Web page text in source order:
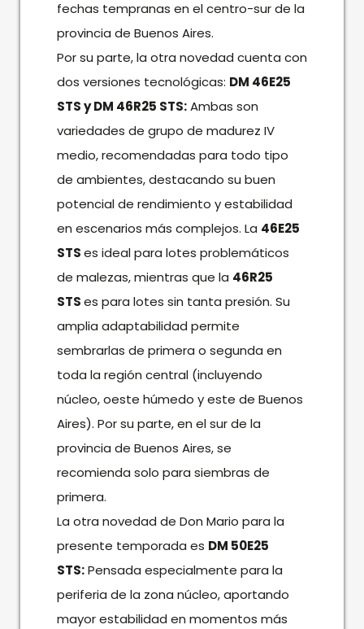
fechas tempranas en el centro-sur de la
provincia de Buenos Aires.
Por su parte, la otra novedad cuenta con
dos versiones tecnológicas: DM 46E25
STS y DM 46R25 STS:Ambas son
variedades de grupo de madurez IV
medio, recomendadas para todo tipo
de ambientes, destacando su buen
potencial de rendimiento y estabilidad
en escenarios más complejos. La 46E25
STSes ideal para lotes problemáticos
de malezas, mientras que la 46R25
STSes para lotes sin tanta presión. Su
amplia adaptabilidad permite
sembrarlas de primera o segunda en
toda la región central (incluyendo
núcleo, oeste húmedo y este de Buenos
Aires). Por su parte, en el sur de la
provincia de Buenos Aires, se
recomienda solo para siembras de
primera.
La otra novedad de Don Mario para la
presente temporada es DM 50E25
STS:Pensada especialmente para la
periferia de la zona núcleo, aportando
mayor estabilidad en momentos más